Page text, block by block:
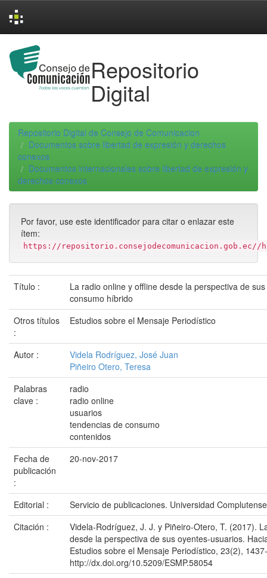
navigation
Repositorio
Digital
Repositorio Digital de Consejo de Comunicacion
Documentos sobre libertad de expresión y derechos
conexos
Documentos internacionales sobre libertad de expresión y
derechos conexos
Por favor, use este identificador para citar o enlazar este
ítem:
https://repositorio.consejodecomunicacion.gob.ec//
Título :
La radio online y offline desde la perspectiva de
consumo híbrido
Otros títulos
:
Estudios sobre el Mensaje Periodístico
Autor :
Videla Rodríguez, José Juan
Piñeiro Otero, Teresa
Palabras
clave :
radio
radio online
usuarios
tendencias de consumo
contenidos
Fecha de
publicación
:
20-nov-2017
Editorial :
Servicio de publicaciones. Universidad
Citación :
Videla-Rodríguez, J. J. y Piñeiro-Otero, T. (2017).
desde la perspectiva de sus oyentes-usuarios.
Estudios sobre el Mensaje Periodístico, 23(2),
http://dx.doi.org/10.5209/ESMP.58054